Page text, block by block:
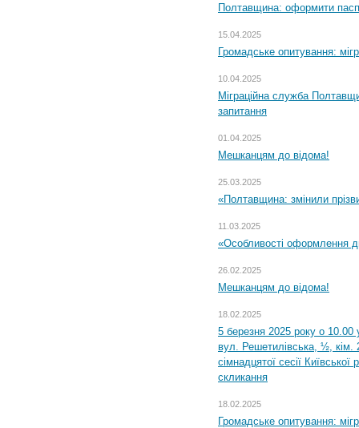
Полтавщина: оформити
15.04.2025
Громадське опитування:
10.04.2025
Міграційна служба
запитання
01.04.2025
Мешканцям до відома!
25.03.2025
«Полтавщина: змінили
11.03.2025
«Особливості оформлення
26.02.2025
Мешканцям до відома!
18.02.2025
5 березня 2025 року о 10.00
вул. Решетилівська, ½, кім.
сімнадцятої сесії
скликання
18.02.2025
Громадське опитування: